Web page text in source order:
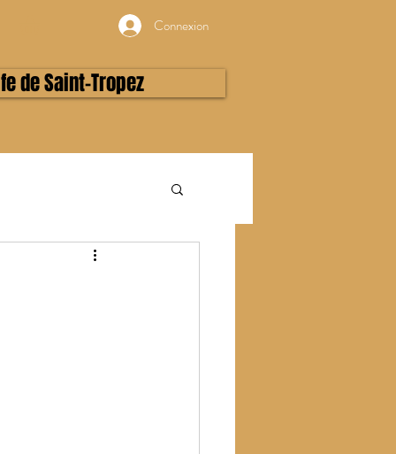
Connexion
de Saint-Tropez